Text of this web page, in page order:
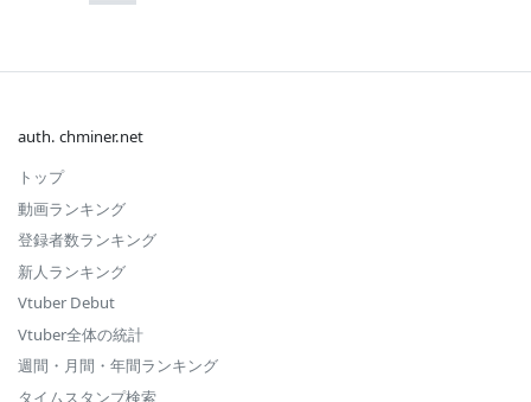
auth. chminer.net
トップ
動画ランキング
登録者数ランキング
新人ランキング
Vtuber Debut
Vtuber全体の統計
週間・月間・年間ランキング
タイムスタンプ検索